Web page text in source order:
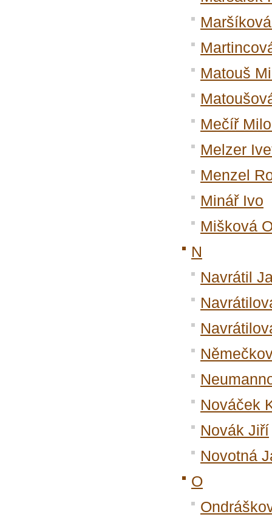
Matouš
Mečíř
Melzer
Menzel
Minář Ivo
Mišková
N
Navrátil
Nováček
Novák Jiří
Novotná
O